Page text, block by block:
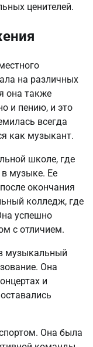
ценителей.
на различных
она также
и пению, и это
всегда
как музыкант.
школе, где
в музыке. Ее
окончания
колледж, где
успешно
с отличием.
музыкальный
Она
и
Она была